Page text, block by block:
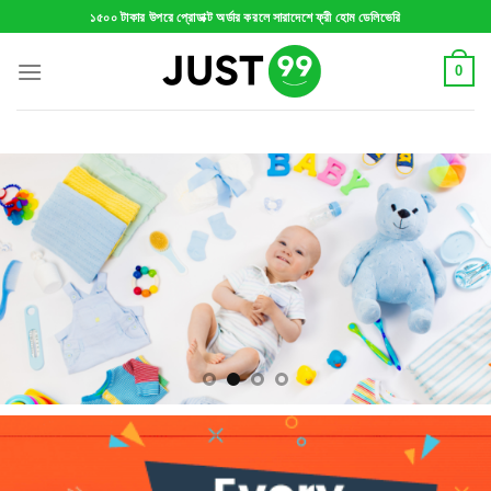
to
content
১৫০০ টাকার উপরে প্রোডাক্ট অর্ডার করলে সারাদেশে ফ্রী হোম ডেলিভেরি
0